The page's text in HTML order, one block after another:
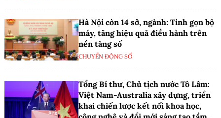
Hà Nội còn 14 sở, ngành: Tinh gọn bộ
máy, tăng hiệu quả điều hành trên
nền tảng số
CHUYỂN ĐỘNG SỐ
Tổng Bí thư, Chủ tịch nước Tô Lâm:
Việt Nam-Australia xây dựng, triển
khai chiến lược kết nối khoa học,